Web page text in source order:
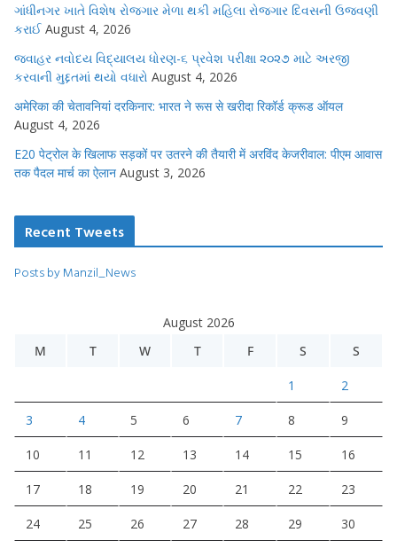
ગાંધીનગર ખાતે વિશેષ રોજગાર મેળા થકી મહિલા રોજગાર દિવસની ઉજવણી
કરાઈ August 4, 2026
જવાહર નવોદય વિદ્યાલય ધોરણ-૬ પ્રવેશ પરીક્ષા ૨૦૨૭ માટે અરજી
કરવાની મુદ્દતમાં થયો વધારો August 4, 2026
अमेरिका की चेतावनियां दरकिनार: भारत ने रूस से खरीदा रिकॉर्ड क्रूड ऑयल
August 4, 2026
E20 पेट्रोल के खिलाफ सड़कों पर उतरने की तैयारी में अरविंद केजरीवाल: पीएम आवास
तक पैदल मार्च का ऐलान August 3, 2026
Recent Tweets
Posts by Manzil_News
August 2026
M
T W T F S S
1 2
3 4 5 6 7 8 9
10 11 12 13 14 15 16
17 18 19 20 21 22 23
24 25 26 27 28 29 30